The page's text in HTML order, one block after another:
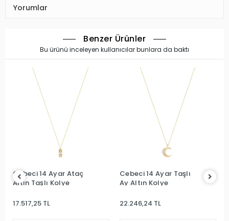
Yorumlar
Benzer Ürünler
Bu ürünü inceleyen kullanıcılar bunlara da baktı
Cebeci 14 Ayar Ataç
Altın Taşlı Kolye
17.517,25 TL
Cebeci 14 Ayar Taşlı
Ay Altın Kolye
22.246,24 TL